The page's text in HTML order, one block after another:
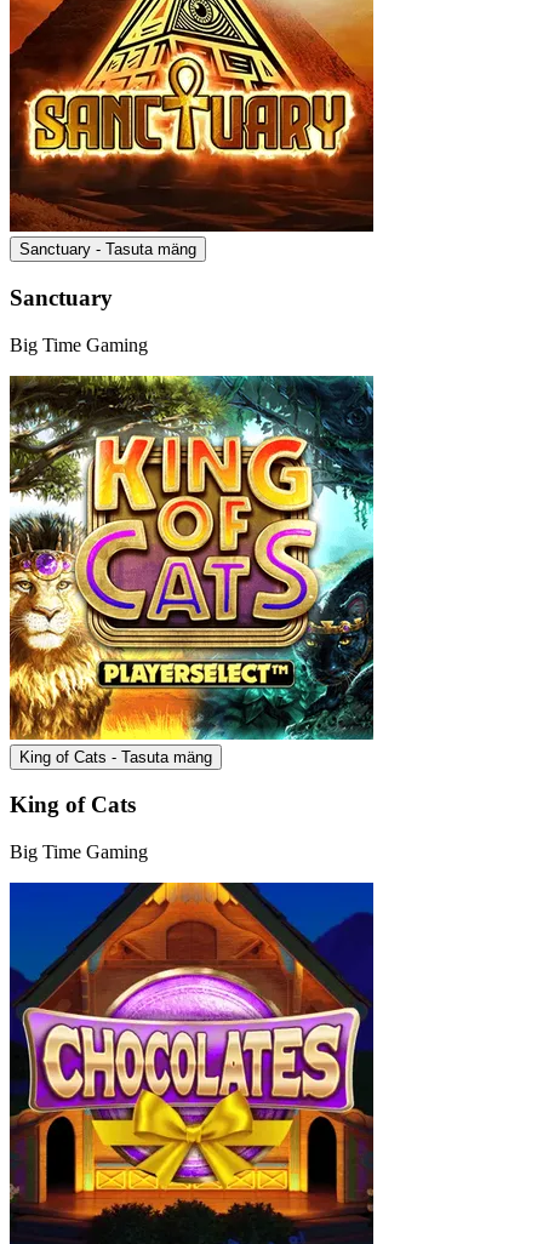
Sanctuary - Tasuta mäng
Sanctuary
Big Time Gaming
King of Cats - Tasuta mäng
King of Cats
Big Time Gaming